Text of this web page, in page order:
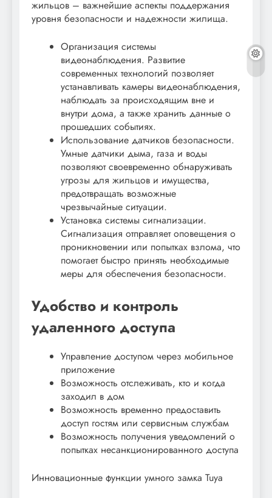
жильцов – важнейшие аспекты поддержания
уровня безопасности и надежности жилища.
Организация системы
видеонаблюдения. Развитие
современных технологий позволяет
устанавливать камеры видеонаблюдения,
наблюдать за происходящим вне и
внутри дома, а также хранить данные о
прошедших событиях.
Использование датчиков безопасности.
Умные датчики дыма, газа и воды
позволяют своевременно обнаруживать
угрозы для жильцов и имущества,
предотвращать возможные
чрезвычайные ситуации.
Установка системы сигнализации.
Сигнализация отправляет оповещения о
проникновении или попытках взлома, что
помогает быстро принять необходимые
меры для обеспечения безопасности.
Удобство и контроль
удаленного доступа
Управление доступом через мобильное
приложение
Возможность отслеживать, кто и когда
заходил в дом
Возможность временно предоставить
доступ гостям или сервисным службам
Возможность получения уведомлений о
попытках несанкционированного доступа
Инновационные функции умного замка Tuya